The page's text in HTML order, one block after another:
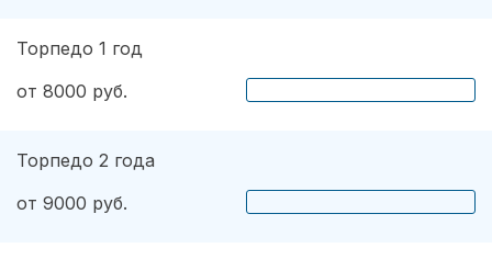
Торпедо 1 год
от 8000 руб.
Торпедо 2 года
от 9000 руб.